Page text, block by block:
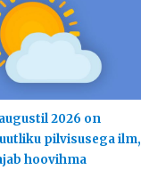
2026 on
pilvisusega ilm,
hoovihma